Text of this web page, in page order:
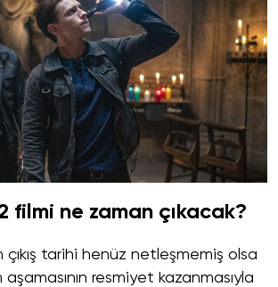
filmi ne zaman çıkacak?
tarihi henüz netleşmemiş olsa
resmiyet kazanmasıyla